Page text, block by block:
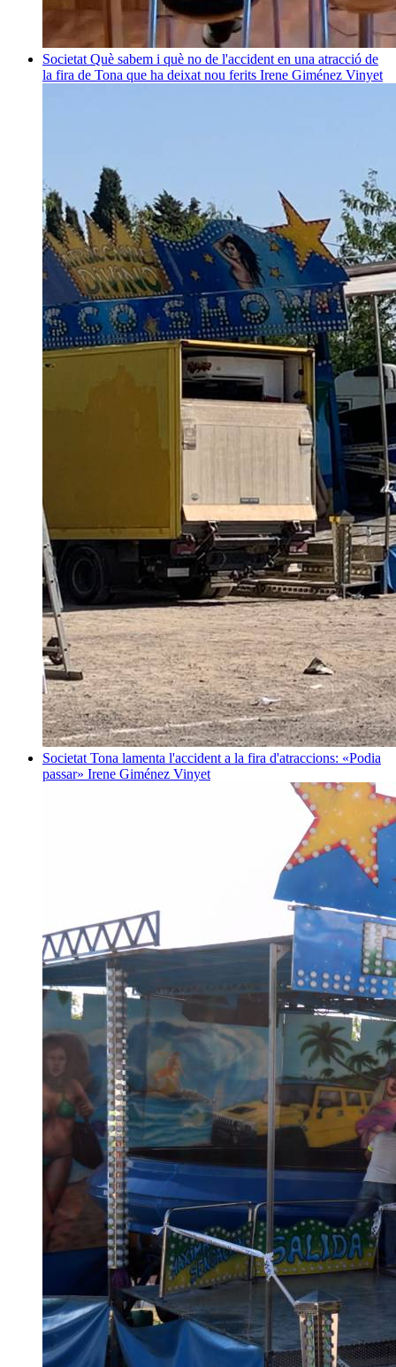
Societat Què sabem i què no de l'accident en una atracció de
la fira de Tona que ha deixat nou ferits Irene Giménez Vinyet
Societat Tona lamenta l'accident a la fira d'atraccions: «Podia
passar» Irene Giménez Vinyet